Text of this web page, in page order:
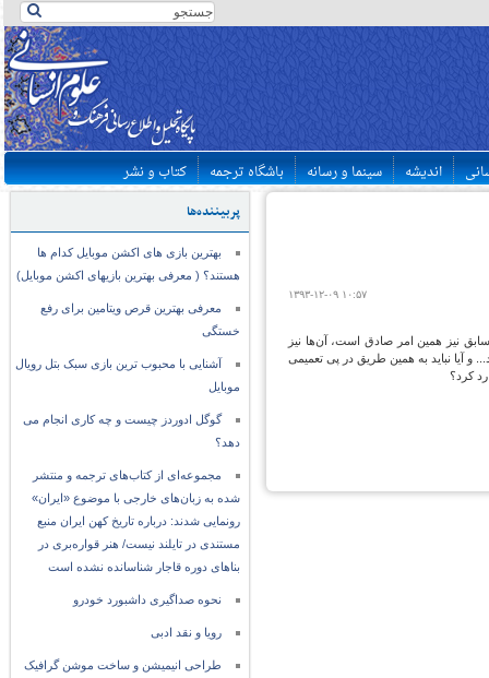
اندیشه سینما و رسانه باشگاه ترجمه کتاب و نشر
پربیننده‌ها
بهترین بازی های اکشن موبایل کدام ها
هستند؟ ( معرفی بهترین بازیهای اکشن موبایل)
معرفی بهترین قرص ویتامین برای رفع
خستگی
آشنایی با محبوب ترین بازی سبک بتل رویال
موبایل
گوگل ادوردز چیست و چه کاری انجام می
دهد؟
مجموعه‌ای از کتاب‌های ترجمه و منتشر
شده به زبان‌های خارجی با موضوع «ایران»
رونمایی شدند: درباره تاریخ کهن ایران منبع
مستندی در تایلند نیست/ هنر قواره‌بری در
بناهای دوره قاجار شناسانده نشده است
نحوه صداگیری داشبورد خودرو
رویا و نقد ادبی
طراحی انیمیشن و ساخت موشن گرافیک
۱۳۹۳-۱۲-۰۹ ۱۰:۵۷
نیز همین امر صادق است، آن‌ها نیز
آیا نباید به همین طریق در پی تعمیمی
کرد؟